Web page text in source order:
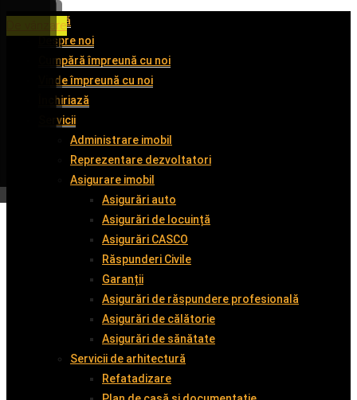
Acasă
Despre noi
Cumpără împreună cu noi
Vinde împreună cu noi
Închiriază
Servicii
Administrare imobil
Reprezentare dezvoltatori
Asigurare imobil
Asigurări auto
Asigurări de locuință
Asigurări CASCO
Răspunderi Civile
Garanții
Asigurări de răspundere profesională
Asigurări de călătorie
Asigurări de sănătate
Servicii de arhitectură
Refatadizare
De închiriat
De închiriat
De închiriat
De vânzare